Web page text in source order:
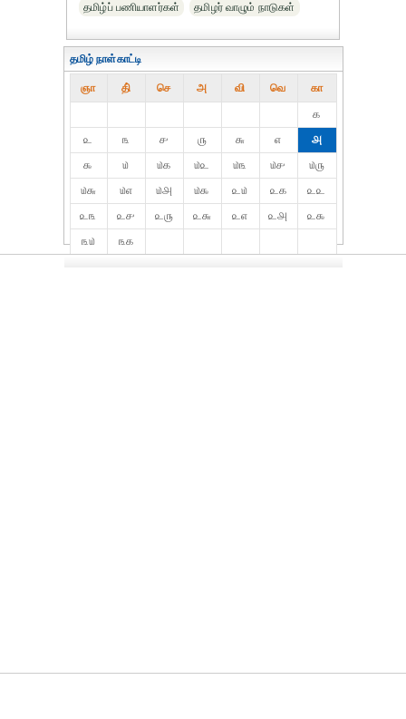
தமிழ்ப் பணியாளர்கள்
தமிழர் வாழும் நாடுகள்
தமிழ் நாள்காட்டி
ஞா தி் செ அ வி வெ கா
௧
௨
௩ ௪ ௫ ௬ ௭
௮
௯
௰ ௰௧ ௰௨ ௰௩ ௰௪
௰௫
௰௬
௰௭ ௰௮ ௰௯ ௨௰ ௨௧
௨௨
௨௩
௨௪ ௨௫ ௨௬ ௨௭ ௨௮
௨௯
௩௰
௩௧